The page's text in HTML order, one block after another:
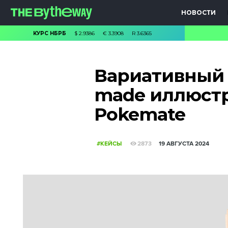
НОВОСТИ
КУРС НБРБ $2.9386 € 3.3908 R3.6365
Вариативный
made
Pokemate
#КЕЙСЫ 2873 19 АВГУСТА 2024